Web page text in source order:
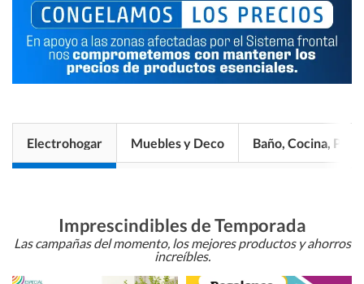
Electrohogar Muebles y Deco Baño, Cocina, Pisos
Imprescindibles de Temporada
Las campañas del momento, los mejores productos y ahorros
increíbles.